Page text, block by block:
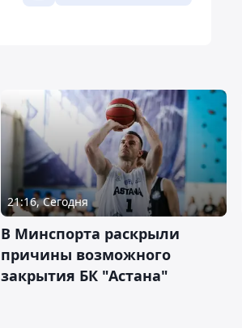
21:16, Сегодня
В Минспорта раскрыли
причины возможного
закрытия БК "Астана"